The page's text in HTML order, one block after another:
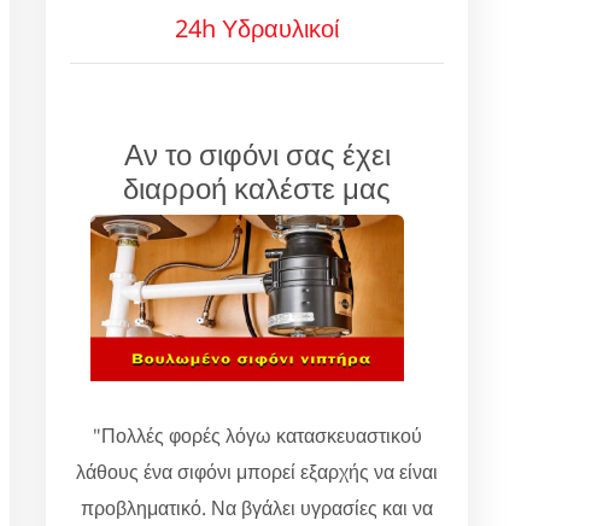
24h Υδραυλικοί
Αν το σιφόνι σας έχει
διαρροή καλέστε μας
"Πολλές φορές λόγω κατασκευαστικού
λάθους ένα σιφόνι μπορεί εξαρχής να είναι
προβληματικό. Να βγάλει υγρασίες και να